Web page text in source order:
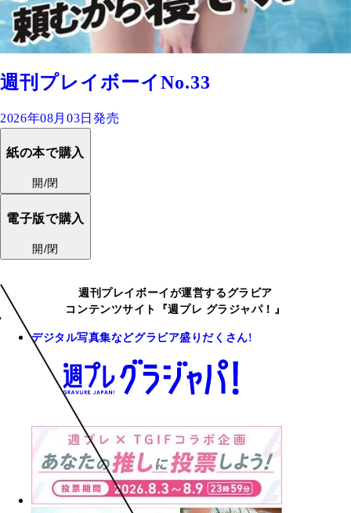
週刊プレイボーイNo.33
2026年08月03日発売
紙の本で購入
開/閉
電子版で購入
開/閉
週刊プレイボーイが運営するグラビア
コンテンツサイト『週プレ グラジャパ！』
デジタル写真集などグラビア盛りだくさん!